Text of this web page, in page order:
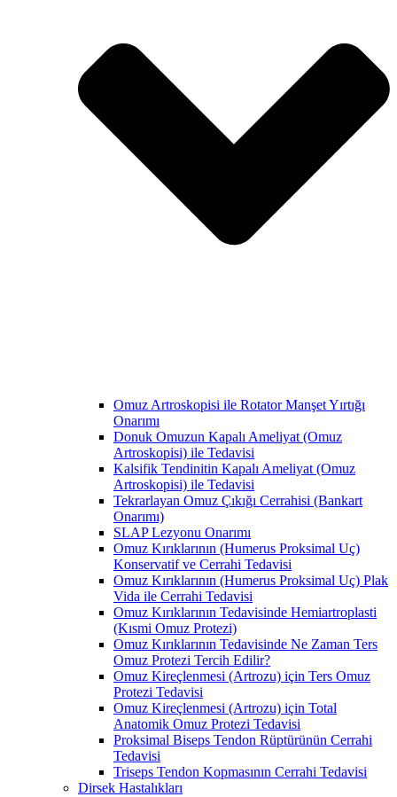
Omuz Artroskopisi ile Rotator Manşet Yırtığı
Onarımı
Donuk Omuzun Kapalı Ameliyat (Omuz
Artroskopisi) ile Tedavisi
Kalsifik Tendinitin Kapalı Ameliyat (Omuz
Artroskopisi) ile Tedavisi
Tekrarlayan Omuz Çıkığı Cerrahisi (Bankart
Onarımı)
SLAP Lezyonu Onarımı
Omuz Kırıklarının (Humerus Proksimal Uç)
Konservatif ve Cerrahi Tedavisi
Omuz Kırıklarının (Humerus Proksimal Uç) Plak
Vida ile Cerrahi Tedavisi
Omuz Kırıklarının Tedavisinde Hemiartroplasti
(Kısmi Omuz Protezi)
Omuz Kırıklarının Tedavisinde Ne Zaman Ters
Omuz Protezi Tercih Edilir?
Omuz Kireçlenmesi (Artrozu) için Ters Omuz
Protezi Tedavisi
Omuz Kireçlenmesi (Artrozu) için Total
Anatomik Omuz Protezi Tedavisi
Proksimal Biseps Tendon Rüptürünün Cerrahi
Tedavisi
Triseps Tendon Kopmasının Cerrahi Tedavisi
Dirsek Hastalıkları